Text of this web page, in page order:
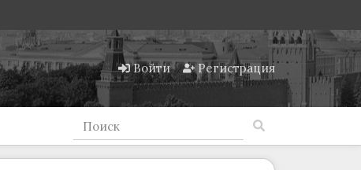
Войти Регистрация